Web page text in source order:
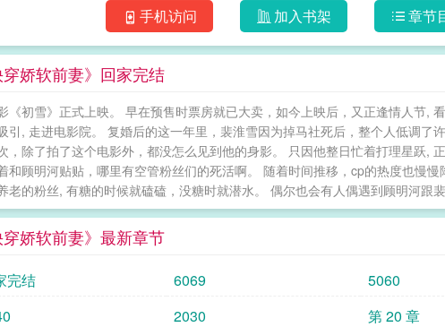
喜欢顾砚琛，他喜欢的是顾明河啊！裴淮雪想要反
完成系统发布的任务。结果迎来的却是顾明河遭遇
河离婚，开始主动去完成任务。他只想赶紧做完任
要的自由，需得死一次才能重获新生。再次见到顾
亮得好似琉璃般易碎。原本打算对狠心抛弃他，
一紧：怎么才一个月不见，被他养得好好的老婆，
上，看到顾明河狠狠教训企图破坏未来哥嫂感情的
婆，手疼不疼，我帮你揉揉。”“老婆，这个你不能
小心着凉。”“老婆，我们什么时候能复婚啊？”网
将他当眼珠子一样疼。可在高三毕业那年，裴淮雪
他逼裴淮雪和自己结婚，恩爱了不过一年，小狗又
专栏完结文：《饲蛊美人》为替阿爹还赌债，林疏
权重，清冷出尘的端王沈清晏看上，替他赎了身，
手机访问 加入书架 章节
穿娇软前妻》回家完结
《初雪》正式上映。 早在预售时票房就已大卖，如今上映后，又正逢情人节,
引, 走进电影院。 复婚后的这一年里，裴淮雪因为掉马社死后，整个人低调了
，除了拍了这个电影外，都没怎么见到他的身影。 只因他整日忙着打理星跃,
和顾明河贴贴，哪里有空管粉丝们的死活啊。 随着时间推移，cp的热度也慢
老的粉丝, 有糖的时候就磕磕，没糖时就潜水。 偶尔也会有人偶遇到顾明河跟
穿娇软前妻》最新章节
完结 6069 5060
2030 第 20 章